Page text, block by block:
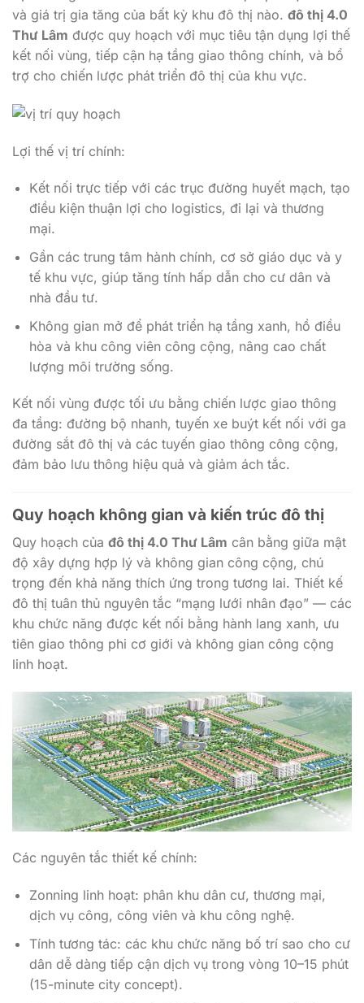
và giá trị gia tăng của bất kỳ khu đô thị nào. đô thị 4.0
Thư Lâm được quy hoạch với mục tiêu tận dụng lợi thế
kết nối vùng, tiếp cận hạ tầng giao thông chính, và bổ
trợ cho chiến lược phát triển đô thị của khu vực.
Lợi thế vị trí chính:
Kết nối trực tiếp với các trục đường huyết mạch, tạo
điều kiện thuận lợi cho logistics, đi lại và thương
mại.
Gần các trung tâm hành chính, cơ sở giáo dục và y
tế khu vực, giúp tăng tính hấp dẫn cho cư dân và
nhà đầu tư.
Không gian mở để phát triển hạ tầng xanh, hồ điều
hòa và khu công viên công cộng, nâng cao chất
lượng môi trường sống.
Kết nối vùng được tối ưu bằng chiến lược giao thông
đa tầng: đường bộ nhanh, tuyến xe buýt kết nối với ga
đường sắt đô thị và các tuyến giao thông công cộng,
đảm bảo lưu thông hiệu quả và giảm ách tắc.
Quy hoạch không gian và kiến trúc đô thị
Quy hoạch của đô thị 4.0 Thư Lâm cân bằng giữa mật
độ xây dựng hợp lý và không gian công cộng, chú
trọng đến khả năng thích ứng trong tương lai. Thiết kế
đô thị tuân thủ nguyên tắc “mạng lưới nhân đạo” — các
khu chức năng được kết nối bằng hành lang xanh, ưu
tiên giao thông phi cơ giới và không gian công cộng
linh hoạt.
Các nguyên tắc thiết kế chính:
Zonning linh hoạt: phân khu dân cư, thương mại,
dịch vụ công, công viên và khu công nghệ.
Tính tương tác: các khu chức năng bố trí sao cho cư
dân dễ dàng tiếp cận dịch vụ trong vòng 10–15 phút
(15-minute city concept).